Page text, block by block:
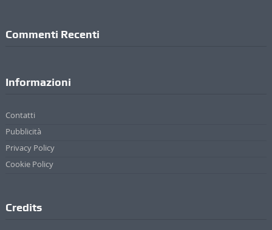
Commenti Recenti
Informazioni
Contatti
Pubblicità
Privacy Policy
Cookie Policy
Credits